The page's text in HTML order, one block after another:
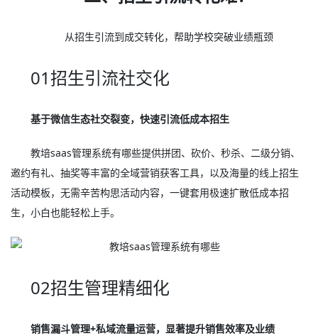
从招生引流到成交转化，帮助学校突破业绩瓶颈
01招生引流社交化
基于微信生态社交裂变，快速引流低成本招生
教培saas管理系统有哪些提供拼团、砍价、秒杀、二级分销、
邀约有礼、抽奖等丰富的全域营销获客工具，以及海量的线上招生
活动模板，无需辛苦构思活动内容，一键套用极速扩散低成本招
生，小白也能轻松上手。
02招生管理精细化
销售漏斗管理+私域流量运营，显著提升销售效率及业绩